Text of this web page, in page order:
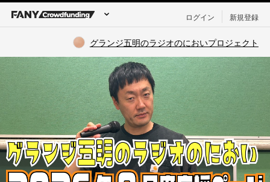
ログイン 新規登録
グランジ五明のラジオのにおいプロジェクト